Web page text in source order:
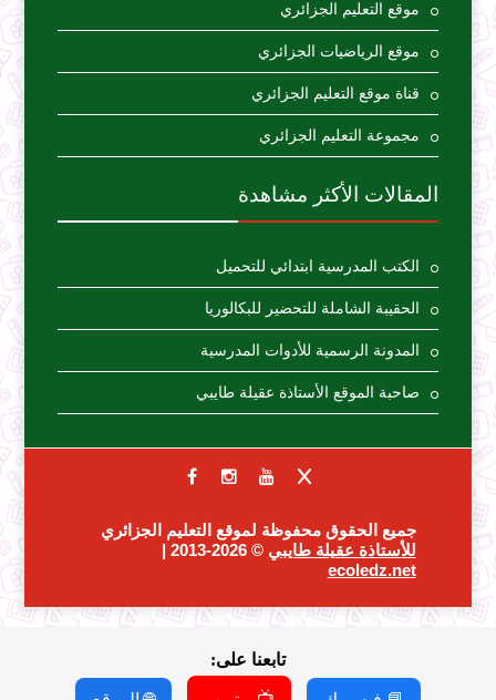
موقع التعليم الجزائري
موقع الرياضيات الجزائري
قناة موقع التعليم الجزائري
مجموعة التعليم الجزائري
المقالات الأكثر مشاهدة
الكتب المدرسية ابتدائي للتحميل
الحقيبة الشاملة للتحضير للبكالوريا
المدونة الرسمية للأدوات المدرسية
صاحبة الموقع الأستاذة عقيلة طايبي
جميع الحقوق محفوظة لموقع التعليم الجزائري
للأستاذة عقيلة طايبي © 2026-2013 |
ecoledz.net
تابعنا على: